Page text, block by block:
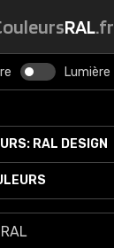
RAL.fr
Lumière
RAL DESIGN